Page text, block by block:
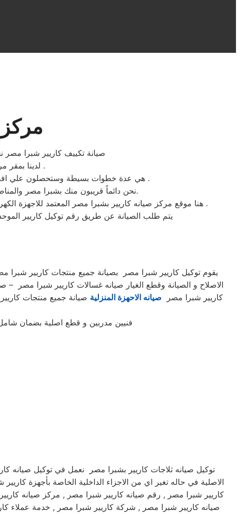
صيانة تكييف كاريير شبرا مصر
لدينا بمقر مركز صيانه كاريير شبرا مصر ستجدون سهولة الخدمة لتواجد المكونات الاصلية .
هي عدة خطوات بسيطة وستحصلون علي افضل خدمات اصلاح الاجهزة الكهربائية المنزلية كاريير بحد اقصي اربعة وعشرون ساعة بجميع احياء شبرا مصر .
نحن دائماً قريبون منك بشبرا مصر والمناطق المحيطة، نحن بجانبك لتقديم الدعم الفني والمشورة وضمان إصلاح سريع، فقط ثق بنا وبكفائتنا المهنية.
هنا موقع مركز صيانه كاريير بشبرا مصر المعتمد للاجهزة الكهربائية المنزلية ، نبذل قصاري جهدنا ونضع جميع امكانيات مركز المساعدة والدعم الفني لخدمة عملاء شركة كاريير للصيانة دوما .
يتم طلب الصيانة عن طريق رقم توكيل كاريير الموحد 0235699066 أو الموقع الالكترونى او الارقام المبينة بالموقع . يتم خلال دقائق تسجيل الطلب ويتابع مندوب
يقوم توكيل كاريير شبرا مصر بصيانة جميع منتجات كاريير
الاصلاح و الصيانة وقطع الغيار صيانه غسالات كاريير شبرا مصر
كاريير شبرا مصر صيانه الاحهزة المنزلية صيانة جميع منتجات
فنيين مدربين و قطع اصلية بضمان
توكيل صيانه ثلاجات كاريير بشبرا مصر نعمل في توكيل صيانه
الاصلية في حاله تغير اي من الاجزاء الداخلية الخاصة بأجهزة
كاريير شبرا مصر , رقم صيانه كاريير شبرا مصر , مركز صيانه
صيانه كاريير شبرا مصر , شركة كاريير شبرا مصر , خدمة عملاء